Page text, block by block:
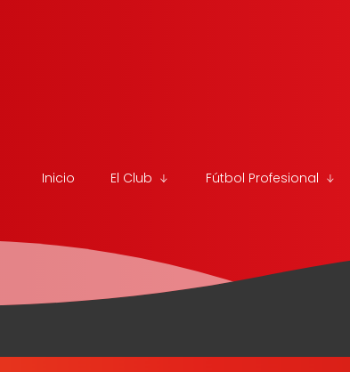
Inicio El Club Fútbol Profesional